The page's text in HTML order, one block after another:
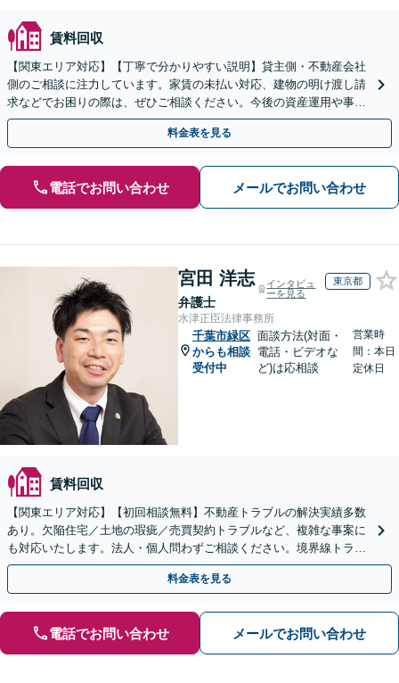
賃料回収
【関東エリア対応】【丁寧で分かりやすい説明】貸主側・不動産会社
側のご相談に注力しています。家賃の未払い対応、建物の明け渡し請
求などでお困りの際は、ぜひご相談ください。今後の資産運用や事業
継続を見据えた最適な解決を目指します。【WEB面談可】
料金表を見る
電話でお問い合わせ メールでお問い合わせ
宮田 洋志
弁護士
インタビュ
ーを見る
東京都
水津正臣法律事務所
千葉市緑区
からも相談
受付中
面談方法(対面・
電話・ビデオな
ど)は応相談
営業時
間：本日
定休日
賃料回収
【関東エリア対応】【初回相談無料】不動産トラブルの解決実績多数
あり。欠陥住宅／土地の瑕疵／売買契約トラブルなど、複雑な事案に
も対応いたします。法人・個人問わずご相談ください。境界線トラブ
ルも多くの対応実績あり。【電話相談・Web面談可】
料金表を見る
電話でお問い合わせ メールでお問い合わせ